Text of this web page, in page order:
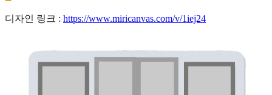
디자인 링크 : https://www.miricanvas.com/v/1iej24